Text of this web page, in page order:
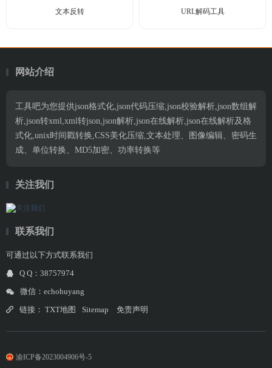
文本反转 URL解码工具
网站介绍
工具吧为您提供json格式化,json代码压缩,json校验解析,json数组解
析,json转xml,xml转json,json解析,json在线解析,json在线解析及格
式化,unix时间戳转换,CSS美化压缩,文本处理、图像编辑、密码生
成、单位转换、MD5加密、功率转换等
关注我们
联系我们
可通过以下方式联系我们
Q Q：38757974
微信：echohuyang
链接： TXT地图 Sitemap 免责声明
渝ICP备2023004906号-5